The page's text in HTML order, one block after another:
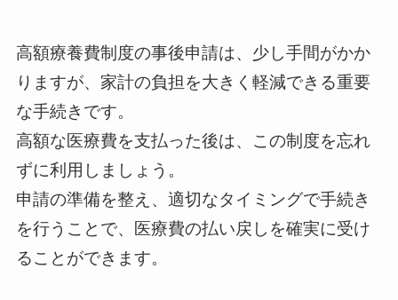
高額療養費制度の事後申請は、少し手間がかか
りますが、家計の負担を大きく軽減できる重要
な手続きです。
高額な医療費を支払った後は、この制度を忘れ
ずに利用しましょう。
申請の準備を整え、適切なタイミングで手続き
を行うことで、医療費の払い戻しを確実に受け
ることができます。